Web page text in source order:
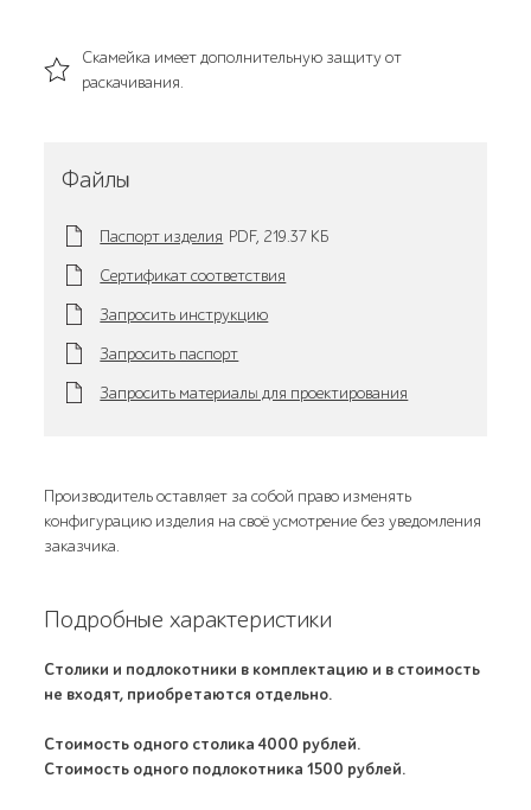
Скамейка имеет дополнительную защиту от
раскачивания.
Файлы
Паспорт изделия PDF, 219.37 KБ
Сертификат соответствия
Запросить инструкцию
Запросить паспорт
Запросить материалы для проектирования
Производитель оставляет за собой право изменять
конфигурацию изделия на своё усмотрение без уведомления
заказчика.
Подробные характеристики
Столики и подлокотники в комплектацию и в стоимость
не входят, приобретаются отдельно.
Стоимость одного столика 4000 рублей.
Стоимость одного подлокотника 1500 рублей.